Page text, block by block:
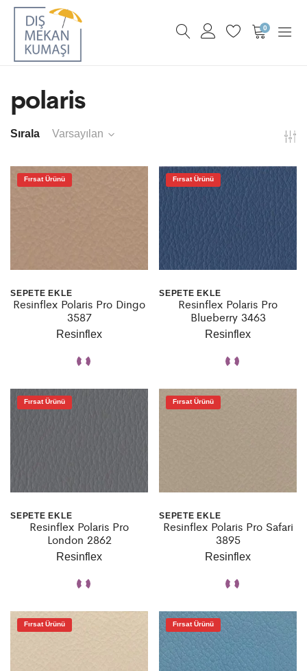
0
polaris
Sırala Varsayılan
Fırsat Ürünü
SEPETE EKLE
Resinflex Polaris Pro Dingo
3587
Resinflex
Fırsat Ürünü
SEPETE EKLE
Resinflex Polaris Pro
Blueberry 3463
Resinflex
Fırsat Ürünü
SEPETE EKLE
Resinflex Polaris Pro
London 2862
Resinflex
Fırsat Ürünü
SEPETE EKLE
Resinflex Polaris Pro Safari
3895
Resinflex
Fırsat Ürünü Fırsat Ürünü